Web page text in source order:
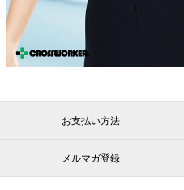
お支払い方法
メルマガ登録